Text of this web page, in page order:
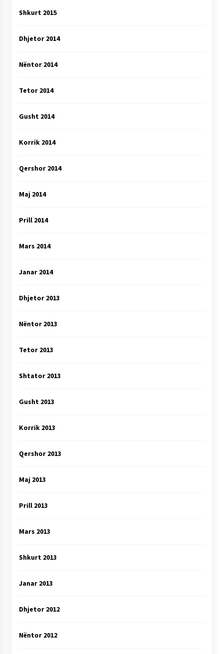
Shkurt 2015
Dhjetor 2014
Nëntor 2014
Tetor 2014
Gusht 2014
Korrik 2014
Qershor 2014
Maj 2014
Prill 2014
Mars 2014
Janar 2014
Dhjetor 2013
Nëntor 2013
Tetor 2013
Shtator 2013
Gusht 2013
Korrik 2013
Qershor 2013
Maj 2013
Prill 2013
Mars 2013
Shkurt 2013
Janar 2013
Dhjetor 2012
Nëntor 2012